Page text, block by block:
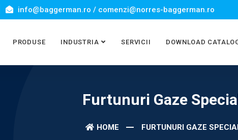
info@baggerman.ro / comenzi@norres-baggerman.ro
PRODUSE INDUSTRIA SERVICII DOWNLOAD
Furtunuri Gaze
HOME FURTUNURI GAZE